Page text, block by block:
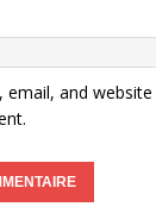
email, and